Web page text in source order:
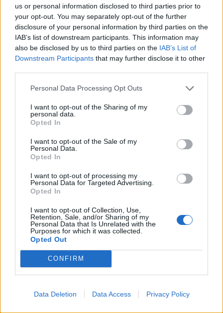
us or personal information disclosed to third parties prior to
your opt-out. You may separately opt-out of the further
disclosure of your personal information by third parties on the
IAB’s list of downstream participants. This information may
also be disclosed by us to third parties on the IAB’s List of
Downstream Participants that may further disclose it to other
Personal Data Processing Opt Outs
I want to opt-out of the Sharing of my
personal data.
Opted In
I want to opt-out of the Sale of my
Personal Data.
Opted In
I want to opt-out of processing my
Personal Data for Targeted Advertising.
Opted In
I want to opt-out of Collection, Use,
Retention, Sale, and/or Sharing of my
Personal Data that Is Unrelated with the
Purposes for which it was collected.
Opted Out
CONFIRM
Data Deletion Data Access Privacy Policy
Gloukh krijgt standje en Ceballos wordt gebeld
Steur kiest voor Newcastle na gemiste
duidelijkheid bij Ajax
Blind kan bij Ajax de speler naast Míchel worden
“Twente was toen niet haalbaar”: Weghorst blikt
terug op Ajax-keuze
De transferprioriteiten van Ajax worden steeds
duidelijker
Ajax begint voorbereiding met nederlaag: zo ziet
de route naar PEC eruit
Zo overtuigde PSV Sven Mijnans en bleef Ajax
met lege handen achter
verlaten
Ajax-aanvoerder’